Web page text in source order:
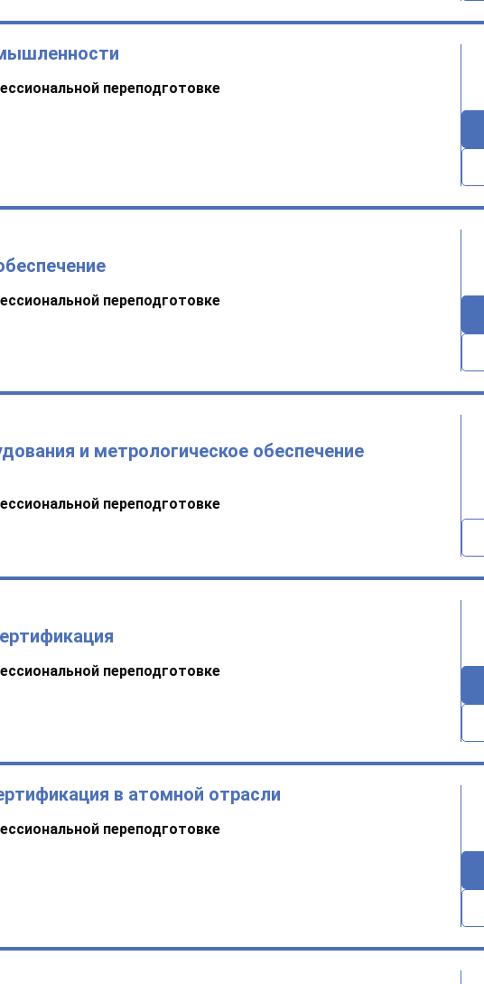
переподготовке
переподготовке
и метрологическое обеспечение
переподготовке
переподготовке
в атомной отрасли
переподготовке